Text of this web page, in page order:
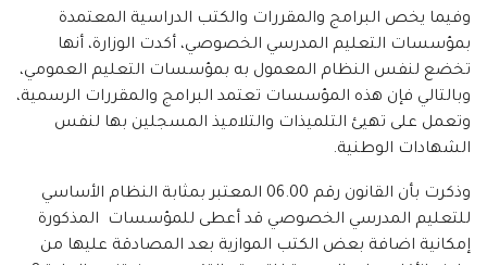
وفيما يخص البرامج والمقررات والكتب الدراسية المعتمدة
بمؤسسات التعليم المدرسي الخصوصي، أكدت الوزارة، أنها
تخضع لنفس النظام المعمول به بمؤسسات التعليم العمومي،
وبالتالي فإن هذه المؤسسات تعتمد البرامج والمقررات الرسمية،
وتعمل على تهيئ التلميذات والتلاميذ المسجلين بها لنفس
الشهادات الوطنية.
وذكرت بأن القانون رقم 06.00 المعتبر بمثابة النظام الأساسي
للتعليم المدرسي الخصوصي قد أعطى للمؤسسات المذكورة
إمكانية اضافة بعض الكتب الموازية بعد المصادقة عليها من